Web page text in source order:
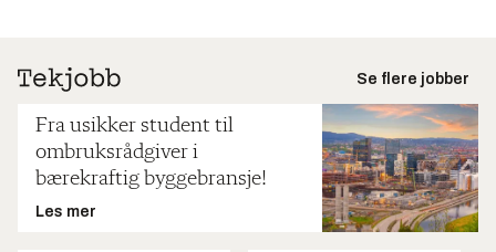
Se flere jobber
Fra usikker student til
ombruksrådgiver i
bærekraftig byggebransje!
Les mer